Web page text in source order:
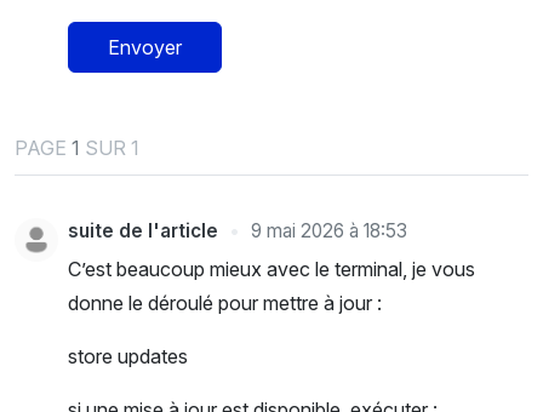
Envoyer
PAGE 1 SUR 1
suite de l'article 9 mai 2026 à 18:53
C’est beaucoup mieux avec le terminal, je vous
donne le déroulé pour mettre à jour :
store updates